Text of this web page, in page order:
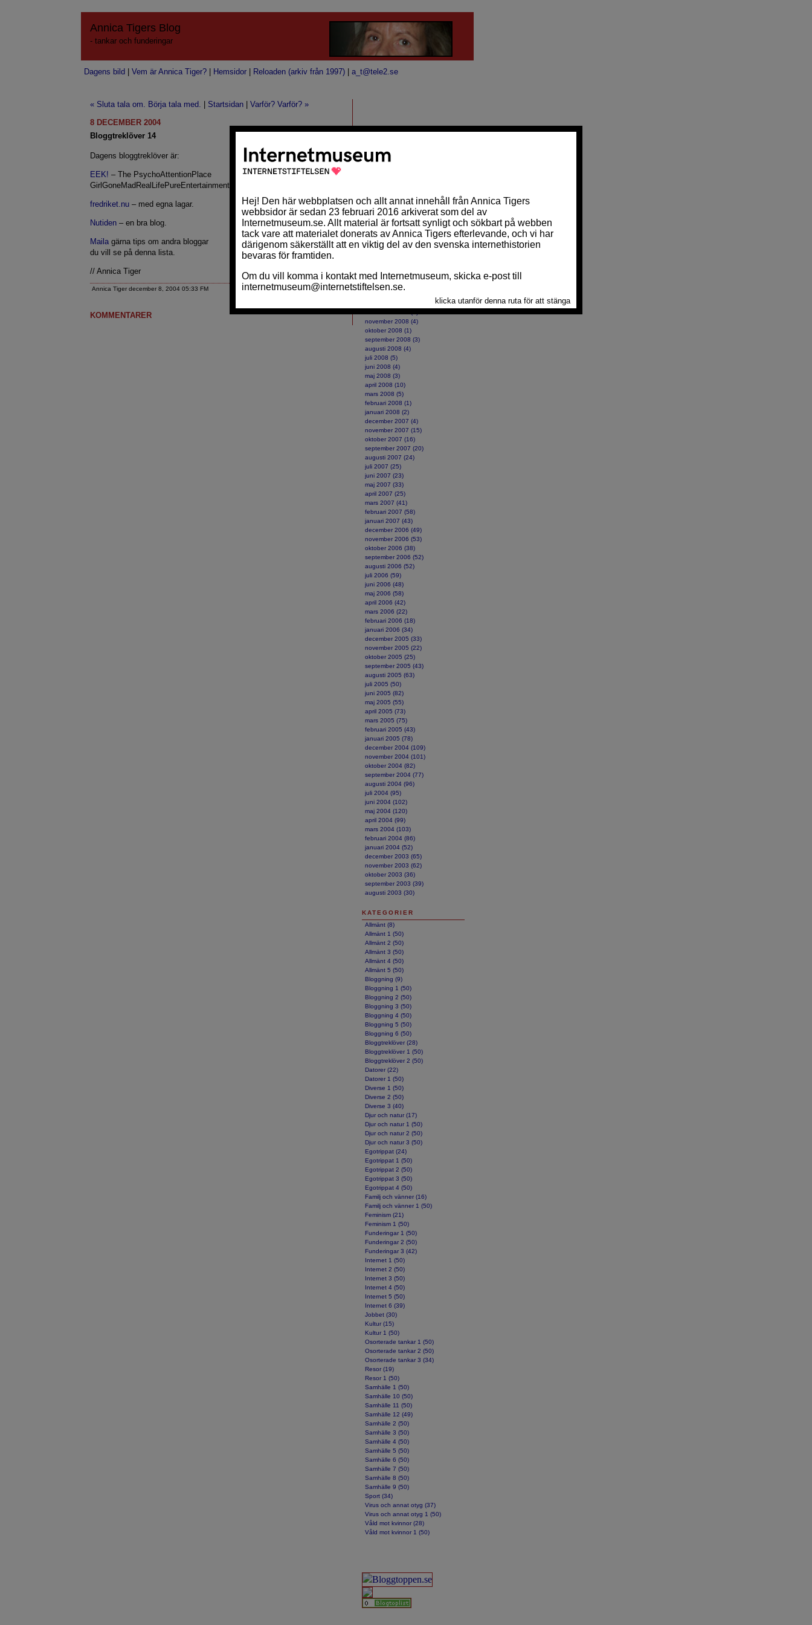
Annica Tigers Blog
- tankar och funderingar
Dagens bild |Vem är Annica Tiger? Hemsidor Reloaden (arkiv från 1997) |a_t@tele2.se
« Sluta tala om. Börja tala med. Startsidan |Varför? Varför? »
8 DECEMBER 2004
Bloggtreklöver 14
Dagens bloggtreklöver är:
EEK! – The PsychoAttentionPlace
GirlGoneMadRealLifePureEntertainment
fredriket.nu – med egna lagar.
Nutiden – en bra blog.
Maila gärna tips om andra bloggar
du vill se på denna lista.
// Annica Tiger
Annica Tiger december 8, 2004 05:33 FM
KOMMENTARER
december 2009 (8)
november 2009 (5)
oktober 2009 (4)
september 2009 (5)
augusti 2009 (1)
juli 2009 (1)
april 2009 (1)
mars 2009 (7)
november 2008 (4)
oktober 2008 (1)
september 2008 (3)
augusti 2008 (4)
juli 2008 (5)
juni 2008 (4)
maj 2008 (3)
april 2008 (10)
mars 2008 (5)
februari 2008 (1)
januari 2008 (2)
december 2007 (4)
november 2007 (15)
oktober 2007 (16)
september 2007 (20)
augusti 2007 (24)
juli 2007 (25)
juni 2007 (23)
maj 2007 (33)
april 2007 (25)
mars 2007 (41)
februari 2007 (58)
januari 2007 (43)
december 2006 (49)
november 2006 (53)
oktober 2006 (38)
september 2006 (52)
augusti 2006 (52)
juli 2006 (59)
juni 2006 (48)
maj 2006 (58)
april 2006 (42)
mars 2006 (22)
februari 2006 (18)
januari 2006 (34)
december 2005 (33)
november 2005 (22)
oktober 2005 (25)
september 2005 (43)
augusti 2005 (63)
juli 2005 (50)
juni 2005 (82)
maj 2005 (55)
april 2005 (73)
mars 2005 (75)
februari 2005 (43)
januari 2005 (78)
december 2004 (109)
november 2004 (101)
oktober 2004 (82)
september 2004 (77)
augusti 2004 (96)
juli 2004 (95)
juni 2004 (102)
maj 2004 (120)
april 2004 (99)
mars 2004 (103)
februari 2004 (86)
januari 2004 (52)
december 2003 (65)
november 2003 (62)
oktober 2003 (36)
september 2003 (39)
augusti 2003 (30)
KATEGORIER
Allmänt (8)
Allmänt 1 (50)
Allmänt 2 (50)
Allmänt 3 (50)
Allmänt 4 (50)
Allmänt 5 (50)
Bloggning (9)
Bloggning 1 (50)
Bloggning 2 (50)
Bloggning 3 (50)
Bloggning 4 (50)
Bloggning 5 (50)
Bloggning 6 (50)
Bloggtreklöver (28)
Bloggtreklöver 1 (50)
Bloggtreklöver 2 (50)
Datorer (22)
Datorer 1 (50)
Diverse 1 (50)
Diverse 2 (50)
Diverse 3 (40)
Djur och natur (17)
Djur och natur 1 (50)
Djur och natur 2 (50)
Djur och natur 3 (50)
Egotrippat (24)
Egotrippat 1 (50)
Egotrippat 2 (50)
Egotrippat 3 (50)
Egotrippat 4 (50)
Familj och vänner (16)
Familj och vänner 1 (50)
Feminism (21)
Feminism 1 (50)
Funderingar 1 (50)
Funderingar 2 (50)
Funderingar 3 (42)
Internet 1 (50)
Internet 2 (50)
Internet 3 (50)
Internet 4 (50)
Internet 5 (50)
Internet 6 (39)
Jobbet (30)
Kultur (15)
Kultur 1 (50)
Osorterade tankar 1 (50)
Osorterade tankar 2 (50)
Osorterade tankar 3 (34)
Resor (19)
Resor 1 (50)
Samhälle 1 (50)
Samhälle 10 (50)
Samhälle 11 (50)
Samhälle 12 (49)
Samhälle 2 (50)
Samhälle 3 (50)
Samhälle 4 (50)
Samhälle 5 (50)
Samhälle 6 (50)
Samhälle 7 (50)
Samhälle 8 (50)
Samhälle 9 (50)
Sport (34)
Virus och annat otyg (37)
Virus och annat otyg 1 (50)
Våld mot kvinnor (28)
Våld mot kvinnor 1 (50)